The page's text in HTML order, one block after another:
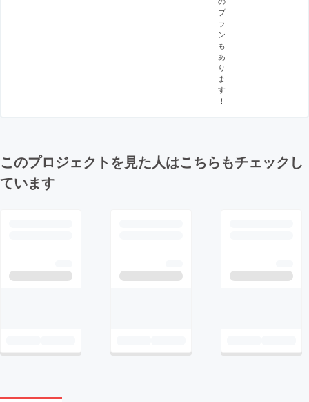
プ
ラ
ン
も
あ
り
ま
す
！
このプロジェクトを見た人はこちらもチェックし
ています